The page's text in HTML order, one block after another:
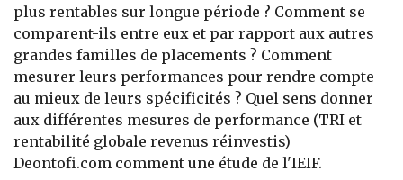
Immobilier
Banque
plus rentables sur longue période ? Comment se
comparent-ils entre eux et par rapport aux autres
grandes familles de placements ? Comment
mesurer leurs performances pour rendre compte
au mieux de leurs spécificités ? Quel sens donner
aux différentes mesures de performance (TRI et
rentabilité globale revenus réinvestis)
Deontofi.com comment une étude de l'IEIF.